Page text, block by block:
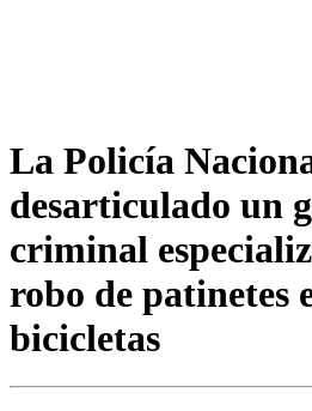
La Policía
desarticulado un
criminal
robo de patinetes
bicicletas